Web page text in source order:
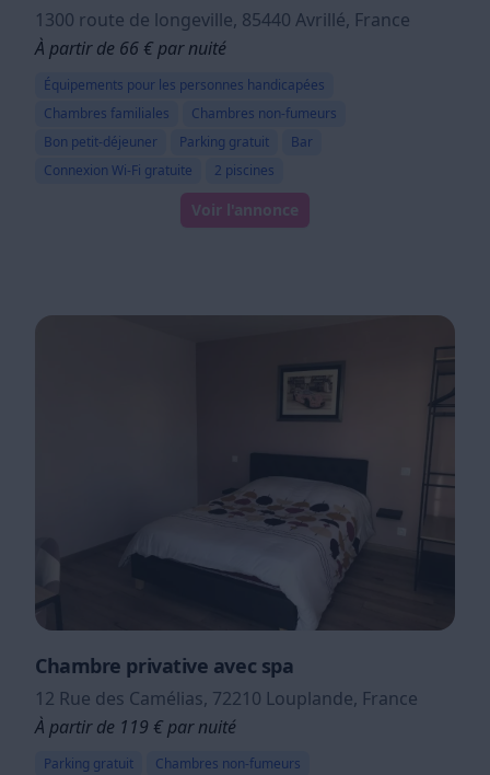
1300 route de longeville, 85440 Avrillé, France
À partir de 66 € par nuité
Équipements pour les personnes handicapées
Chambres familiales
Chambres non-fumeurs
Bon petit-déjeuner
Parking gratuit
Bar
Connexion Wi-Fi gratuite
2 piscines
Voir l'annonce
Chambre privative avec spa
12 Rue des Camélias, 72210 Louplande, France
À partir de 119 € par nuité
Parking gratuit Chambres non-fumeurs